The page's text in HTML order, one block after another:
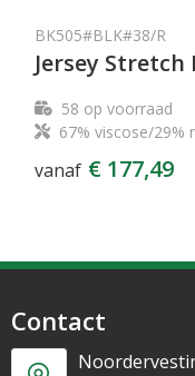
BK505#BLK#38/R
Jersey Stretch
58 op voorraad
67% viscose/29%
vanaf € 177,49
Contact